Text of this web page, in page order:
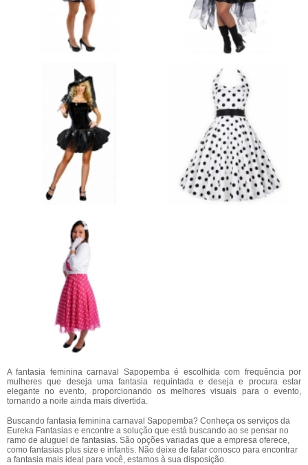
A fantasia feminina carnaval Sapopemba é escolhida com frequência por
mulheres que deseja uma fantasia requintada e deseja e procura estar
elegante no evento, proporcionando os melhores visuais para o evento,
tornando a noite ainda mais divertida.
Buscando fantasia feminina carnaval Sapopemba? Conheça os serviços da
Eureka Fantasias e encontre a solução que está buscando ao se pensar no
ramo de aluguel de fantasias. São opções variadas que a empresa oferece,
como fantasias plus size e infantis. Não deixe de falar conosco para encontrar
a fantasia mais ideal para você, estamos à sua disposição.